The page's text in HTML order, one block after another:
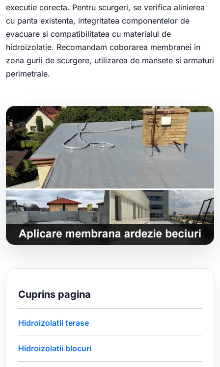
executie corecta. Pentru scurgeri, se verifica alinierea
cu panta existenta, integritatea componentelor de
evacuare si compatibilitatea cu materialul de
hidroizolatie. Recomandam coborarea membranei in
zona gurii de scurgere, utilizarea de mansete si armaturi
perimetrale.
Cuprins pagina
Hidroizolatii terase
Hidroizolatii blocuri